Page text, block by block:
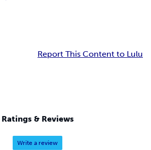
Report This Content to Lulu
Ratings & Reviews
Write a review